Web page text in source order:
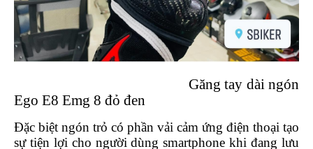
SẢN
PHẨM
MỚI
BLOG
LIÊN
HỆ
HƯỚNG
Găng tay dài ngón
Ego E8 Emg 8 đỏ đen
Đặc biệt ngón trỏ có phần vải cảm ứng điện thoại tạo
sự tiện lợi cho người dùng smartphone khi đang lưu